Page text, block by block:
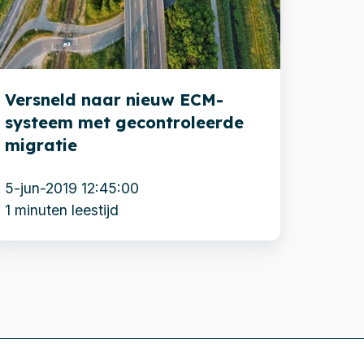
Versneld naar nieuw ECM-
systeem met gecontroleerde
migratie
5-jun-2019 12:45:00
1 minuten leestijd